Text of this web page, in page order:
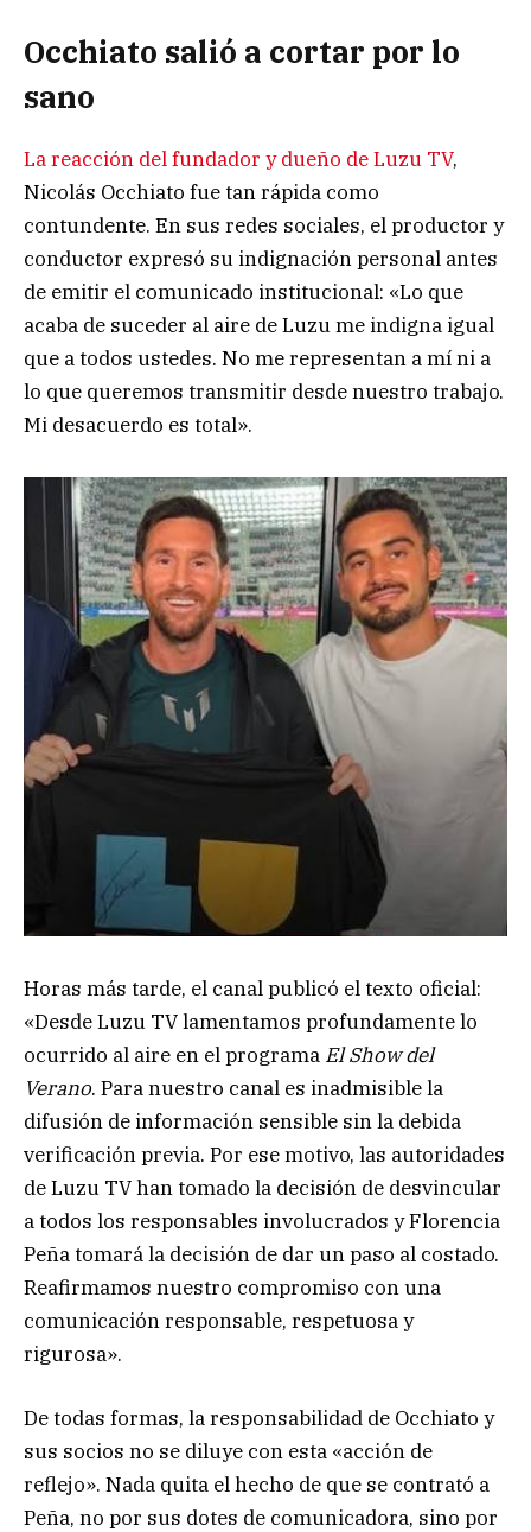
Occhiato salió a cortar por lo
sano
La reacción del fundador y dueño de Luzu TV,
Nicolás Occhiato fue tan rápida como
contundente. En sus redes sociales, el productor y
conductor expresó su indignación personal antes
de emitir el comunicado institucional: «Lo que
acaba de suceder al aire de Luzu me indigna igual
que a todos ustedes. No me representan a mí ni a
lo que queremos transmitir desde nuestro trabajo.
Mi desacuerdo es total».
Horas más tarde, el canal publicó el texto oficial:
«Desde Luzu TV lamentamos profundamente lo
ocurrido al aire en el programa El Show del
Verano. Para nuestro canal es inadmisible la
difusión de información sensible sin la debida
verificación previa. Por ese motivo, las autoridades
de Luzu TV han tomado la decisión de desvincular
a todos los responsables involucrados y Florencia
Peña tomará la decisión de dar un paso al costado.
Reafirmamos nuestro compromiso con una
comunicación responsable, respetuosa y
rigurosa».
De todas formas, la responsabilidad de Occhiato y
sus socios no se diluye con esta «acción de
reflejo». Nada quita el hecho de que se contrató a
Peña, no por sus dotes de comunicadora, sino por